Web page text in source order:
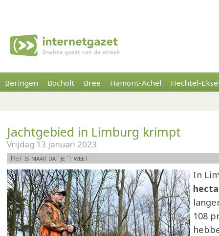
Beringen Bocholt Bree Hamont-Achel Hechtel-
Jachtgebied in Limburg krimpt
Vrijdag 13 januari 2023
Het is maar dat je 't weet
In
108